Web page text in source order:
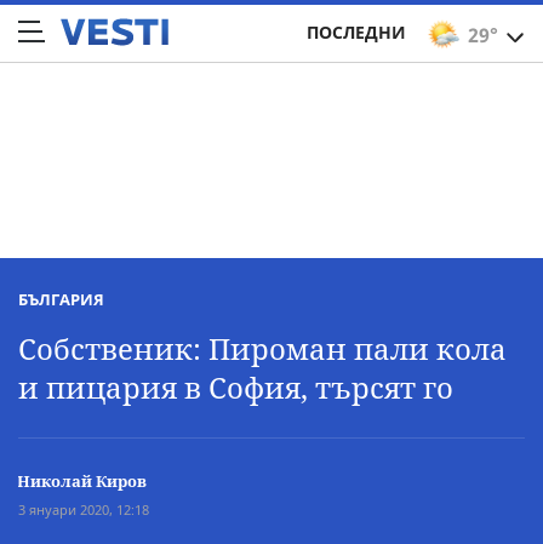
29°
ПОСЛЕДНИ
БЪЛГАРИЯ
Собственик: Пироман пали кола
и пицария в София, търсят го
Николай Киров
3 януари 2020, 12:18